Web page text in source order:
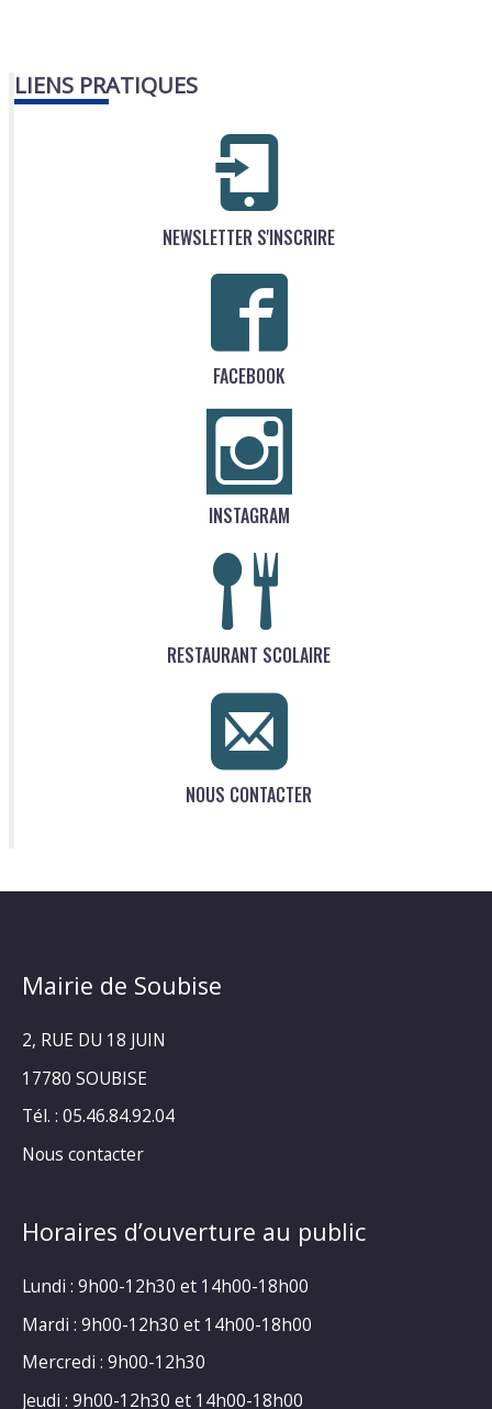
LIENS PRATIQUES
NEWSLETTER S'INSCRIRE
FACEBOOK
INSTAGRAM
RESTAURANT SCOLAIRE
NOUS CONTACTER
Mairie de Soubise
2, RUE DU 18 JUIN
17780 SOUBISE
Tél. : 05.46.84.92.04
Nous contacter
Horaires d’ouverture au public
Lundi : 9h00-12h30 et 14h00-18h00
Mardi : 9h00-12h30 et 14h00-18h00
Mercredi : 9h00-12h30
Jeudi : 9h00-12h30 et 14h00-18h00